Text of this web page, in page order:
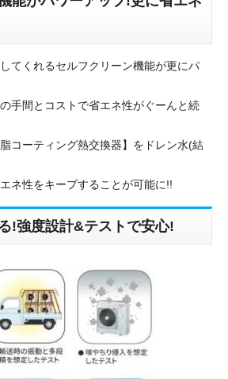
てくれるセルフクリーン機能が更にパ
手間とコストで省エネ性がぐーんと続
コーティング熱交換器】をドレン水(結
ネ性をキープすることが可能に!!
!強度設計&テストで安心!